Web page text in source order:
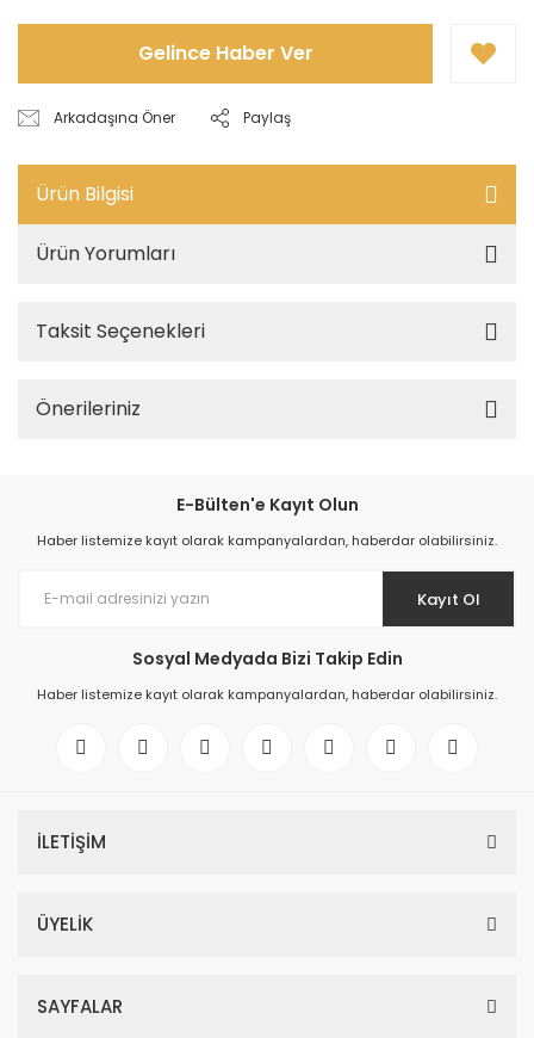
Gelince Haber Ver
Arkadaşına Öner Paylaş
Ürün Bilgisi
Ürün Yorumları
Taksit Seçenekleri
Önerileriniz
E-Bülten'e Kayıt Olun
Haber listemize kayıt olarak kampanyalardan, haberdar olabilirsiniz.
Kayıt Ol
Sosyal Medyada Bizi Takip Edin
Haber listemize kayıt olarak kampanyalardan, haberdar olabilirsiniz.
İLETİŞİM
ÜYELİK
SAYFALAR